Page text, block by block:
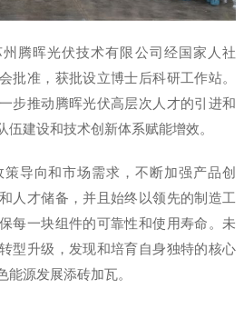
腾晖光伏技术有限公司经国家人社
批准，获批设立博士后科研工作站。
步推动腾晖光伏高层次人才的引进和
建设和技术创新体系赋能增效。
导向和市场需求，不断加强产品创
人才储备，并且始终以领先的制造工
每一块组件的可靠性和使用寿命。未
型升级，发现和培育自身独特的核心
源发展添砖加瓦。